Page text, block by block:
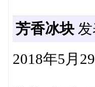
芳香冰块发
2018年5月